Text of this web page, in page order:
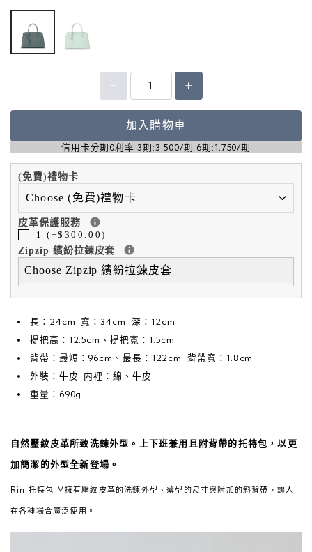
加入購物車
信用卡分期0利率 3期:3,500/期 6期:1,750/期
(免費)禮物卡
皮革保護服務
1 (+$300.00)
Zipzip 繽紛拉鍊皮套
Choose Zipzip 繽紛拉鍊皮套
長：24cm 寬：34cm 深：12cm
提把高：12.5cm、提把寬：1.5cm
背帶：最短：96cm、最長：122cm 背帶寬：1.8cm
外裝：牛皮 内裡：綿、牛皮
重量：690g
自然壓紋皮革所致洗鍊外型。上下班兼用且附背帶的托特包，以更
加簡潔的外型全新登場。
Rin 托特包 M擁有壓紋皮革的洗鍊外型、薄型的尺寸與附加的斜背帶，讓人
在各種場合廣泛使用。